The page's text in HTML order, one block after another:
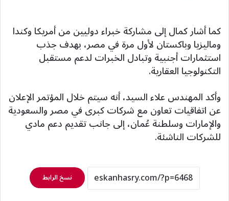
كما أشار كمال إلى مشاركة خبراء دوليين من أمريكا وكندا
وماليزيا وباكستان لأول مرة في مصر، بهدف جذب
استثمارات أجنبية وتبادل الخبرات لدعم مستقبل
التكنولوجيا العقارية.
وأكد المهندس علاء السيد، أنه سيتم خلال المؤتمر الإعلان
عن اتفاقيات تعاون مع شركات كبرى في مصر والسعودية
والإمارات وسلطنة عُمان، إلى جانب تقديم دعم مادي
للشركات الناشئة.
نسخ الرابط